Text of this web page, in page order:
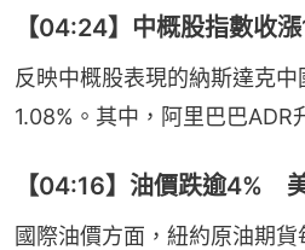
【04:24】中概股指數收
反映中概股表現的納斯達克
1.08%。其中，阿里巴巴ADR
【04:16】油價跌逾4%
國際油價方面，紐約原油期貨